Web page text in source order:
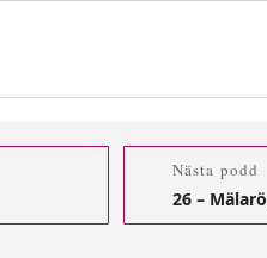
Nästa podd
26 –